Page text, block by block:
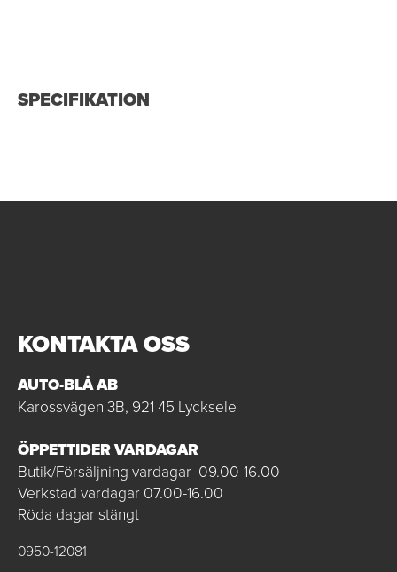
SPECIFIKATION
KONTAKTA OSS
AUTO-BLÅ AB
Karossvägen 3B, 921 45 Lycksele
ÖPPETTIDER VARDAGAR
Butik/Försäljning vardagar 09.00-16.00
Verkstad vardagar 07.00-16.00
Röda dagar stängt
0950-12081